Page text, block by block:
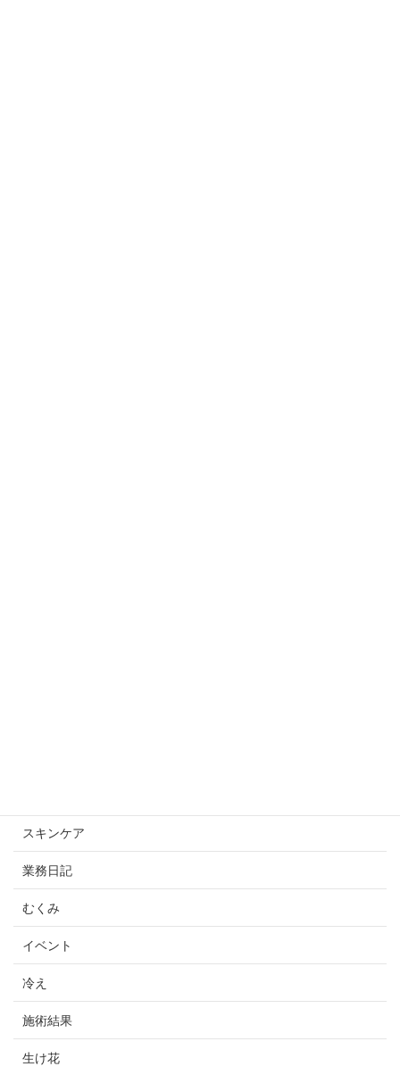
スキンケア
業務日記
むくみ
イベント
冷え
施術結果
生け花